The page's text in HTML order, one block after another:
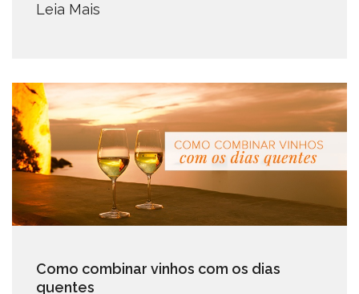
Leia Mais
Como combinar vinhos com os dias
quentes